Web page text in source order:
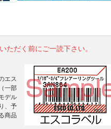
ただく前にご一読下さい。
エス
一部
デル
、予
商品